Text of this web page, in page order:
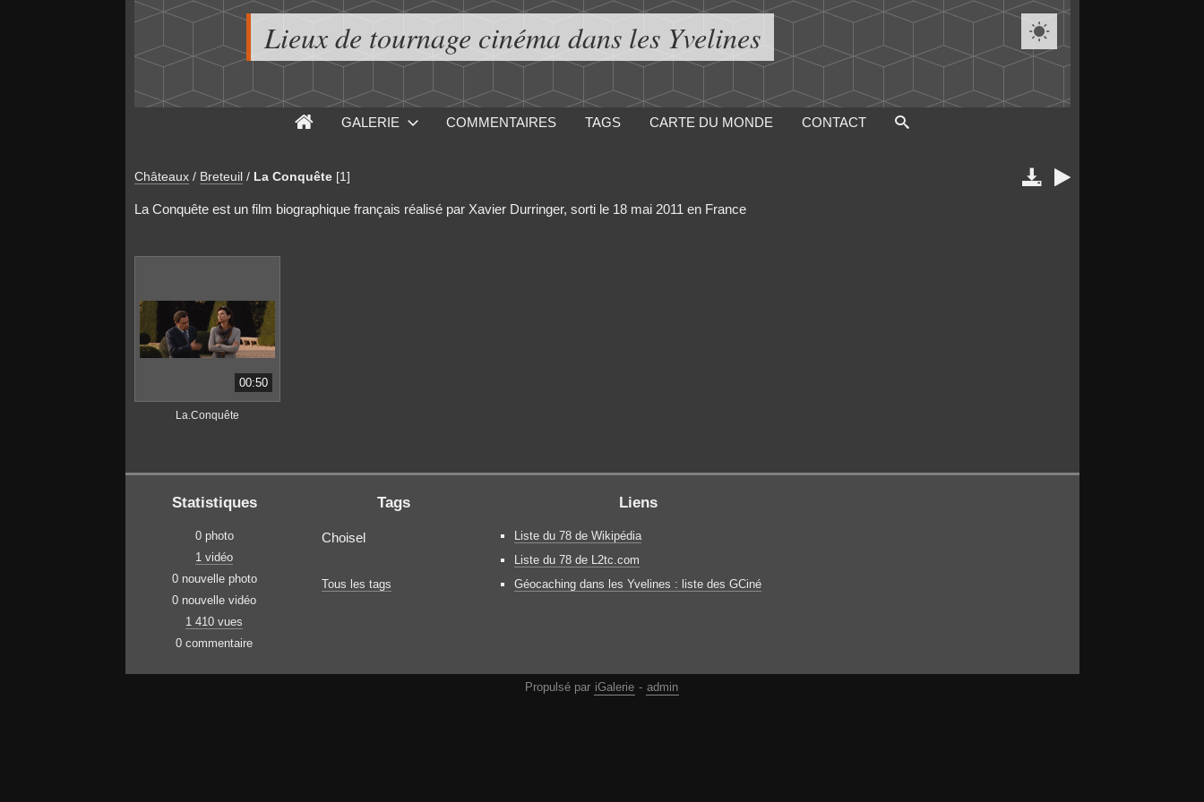
Lieux de tournage cinéma dans les Yvelines 
GALERIE COMMENTAIRES TAGS CARTE DU MONDE CONTACT
Châteaux / Breteuil / La Conquête [1]  
La Conquête est un film biographique français réalisé par Xavier Durringer, sorti le 18 mai 2011 en France
00:50
La.Conquête
Statistiques
0 photo
1 vidéo
0 nouvelle photo
0 nouvelle vidéo
1 410 vues
0 commentaire
Tags
Choisel
Tous les tags
Liens
Liste du 78 de Wikipédia
Liste du 78 de L2tc.com
Géocaching dans les Yvelines : liste des GCiné
Propulsé par iGalerie - admin